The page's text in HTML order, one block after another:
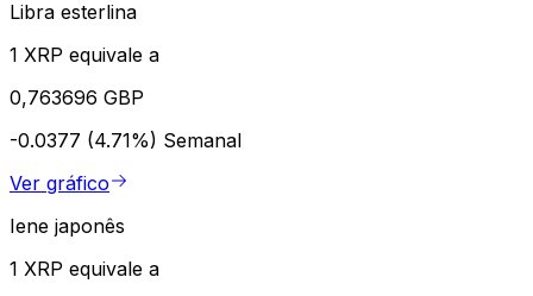
Libra esterlina
1 XRP equivale a
0,763696 GBP
-0.0377 (4.71%) Semanal
Ver gráfico
Iene japonês
1 XRP equivale a